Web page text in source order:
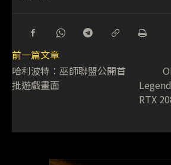
前一篇文章
哈利波特：巫師聯盟公開首
批遊戲畫面
RTX